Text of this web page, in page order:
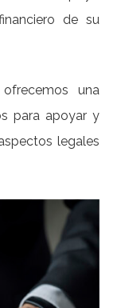
de su
una
para apoyar y
legales